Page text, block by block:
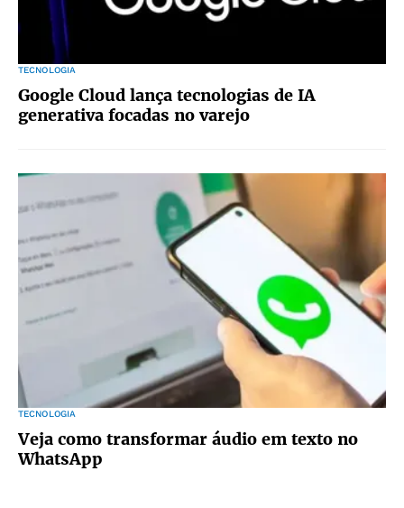
TECNOLOGIA
Google Cloud lança tecnologias de IA
generativa focadas no varejo
TECNOLOGIA
Veja como transformar áudio em texto no
WhatsApp